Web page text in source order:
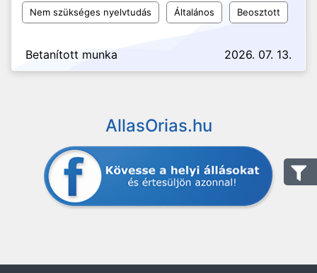
Nem szükséges nyelvtudás Általános Beosztott
Betanított munka 2026. 07. 13.
AllasOrias.hu